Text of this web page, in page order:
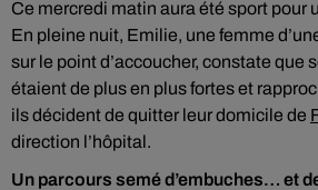
Ce mercredi matin aura été sport pour
En pleine nuit, Emilie, une femme
sur le point d’accoucher, constate que
étaient de plus en plus fortes et
ils décident de quitter leur domicile de
direction l’hôpital.
Un parcours semé d’embuches… et